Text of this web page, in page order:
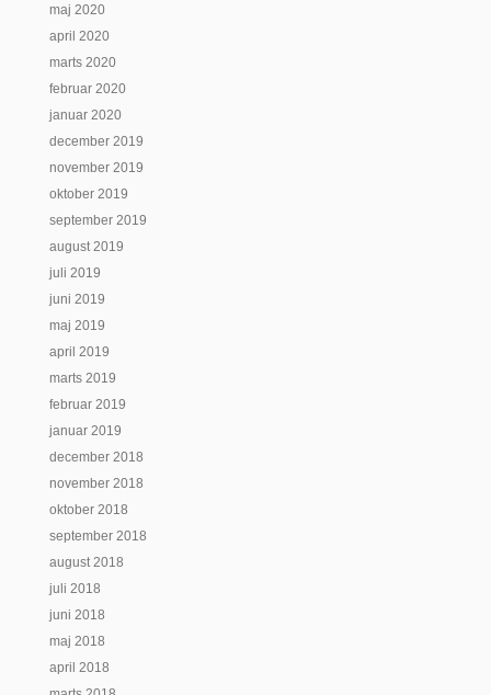
maj 2020
april 2020
marts 2020
februar 2020
januar 2020
december 2019
november 2019
oktober 2019
september 2019
august 2019
juli 2019
juni 2019
maj 2019
april 2019
marts 2019
februar 2019
januar 2019
december 2018
november 2018
oktober 2018
september 2018
august 2018
juli 2018
juni 2018
maj 2018
april 2018